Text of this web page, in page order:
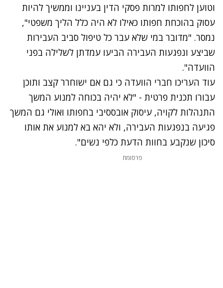
נסה שוב
וטוען לחפותו למרות פסקי הדין בעניינו וממשיך להיות
עסוק בהוכחת חפותו כאילו לא היה כלל הליך משפטי",
נמסר. "מדובר במי שלא עבר כל טיפול סביב העבירות
שביצע ונפגעות העבירה הביעו עמדתן לשלילה בפני
הוועדה".
עוד העריכו חברי הוועדה כי גם אם ישוחרר קצב ותוכן
עבורו תכנית פרטית - "לא יהיה בכוחה למנוע המשך
התנהלות לקויה, עיסוק אובססיבי בחפותו ואולי גם המשך
פגיעה בנפגעות העבירה, ולא יהא בא למנוע את אותו
סיכון שנקבע בחוות הדעת כלפי נשים".
פרסומת